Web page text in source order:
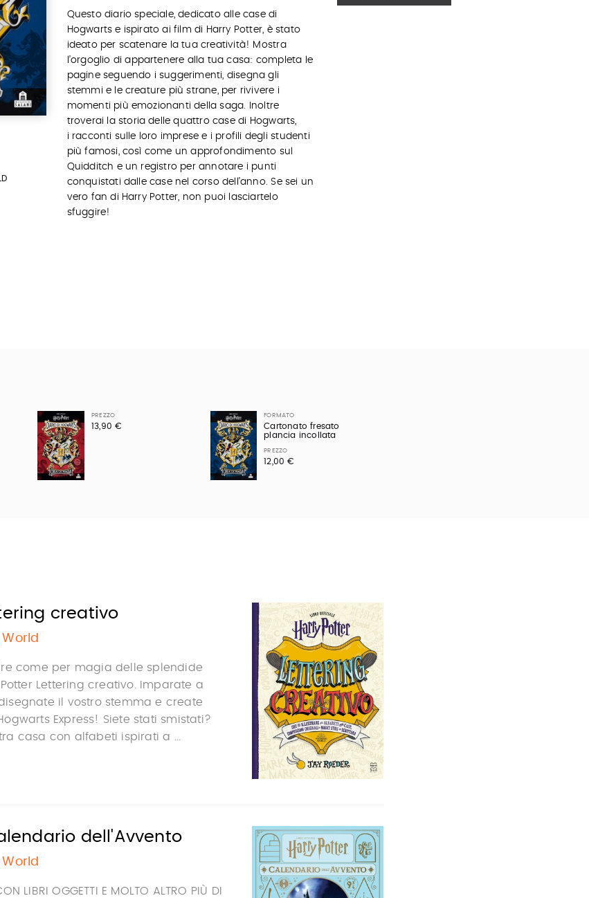
Questo diario speciale, dedicato alle case di
Hogwarts e ispirato ai film di Harry Potter, è stato
ideato per scatenare la tua creatività! Mostra
l’orgoglio di appartenere alla tua casa: completa le
pagine seguendo i suggerimenti, disegna gli
stemmi e le creature più strane, per rivivere i
momenti più emozionanti della saga. Inoltre
troverai la storia delle quattro case di Hogwarts,
i racconti sulle loro imprese e i profili degli studenti
più famosi, così come un approfondimento sul
Quidditch e un registro per annotare i punti
conquistati dalle case nel corso dell’anno. Se sei un
vero fan di Harry Potter, non puoi lasciartelo
sfuggire!
PREZZO
13,90 €
FORMATO
Cartonato fresato
plancia incollata
PREZZO
12,00 €
creativo
come per magia delle splendide
Lettering creativo. Imparate a
il vostro stemma e create
Express! Siete stati smistati?
casa con alfabeti ispirati a ...
dell'Avvento
LIBRI OGGETTI E MOLTO ALTRO PIÙ DI